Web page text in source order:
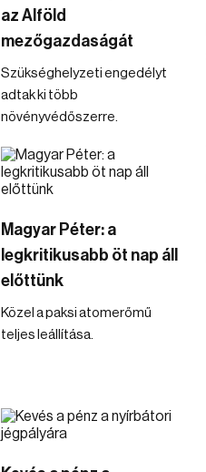
az Alföld
mezőgazdaságát
Szükséghelyzeti engedélyt
adtak ki több
növényvédőszerre.
Magyar Péter: a
legkritikusabb öt nap áll
előttünk
Közel a paksi atomerőmű
teljes leállítása.